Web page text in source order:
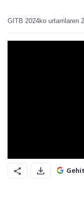
GITB 2024ko urtarrilaren